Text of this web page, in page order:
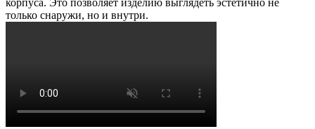
корпуса. Это позволяет изделию выглядеть эстетично не
только снаружи, но и внутри.